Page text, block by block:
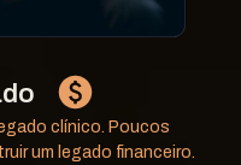
clínico. Poucos
um legado financeiro.